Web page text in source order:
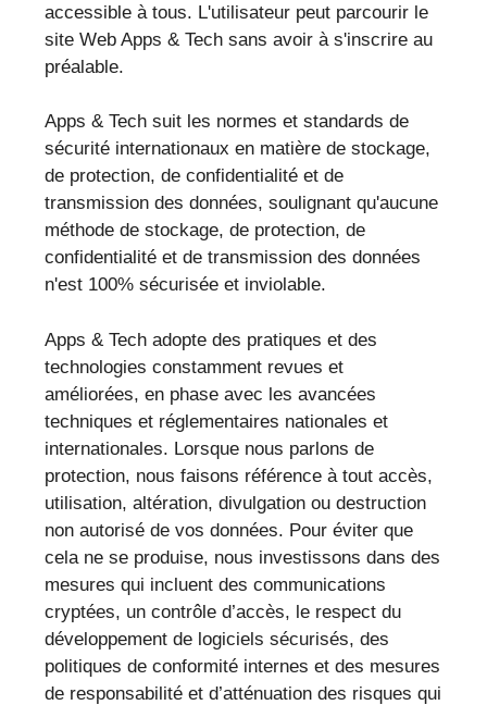
accessible à tous. L'utilisateur peut parcourir le
site Web Apps & Tech sans avoir à s'inscrire au
préalable.
Apps & Tech suit les normes et standards de
sécurité internationaux en matière de stockage,
de protection, de confidentialité et de
transmission des données, soulignant qu'aucune
méthode de stockage, de protection, de
confidentialité et de transmission des données
n'est 100% sécurisée et inviolable.
Apps & Tech adopte des pratiques et des
technologies constamment revues et
améliorées, en phase avec les avancées
techniques et réglementaires nationales et
internationales. Lorsque nous parlons de
protection, nous faisons référence à tout accès,
utilisation, altération, divulgation ou destruction
non autorisé de vos données. Pour éviter que
cela ne se produise, nous investissons dans des
mesures qui incluent des communications
cryptées, un contrôle d’accès, le respect du
développement de logiciels sécurisés, des
politiques de conformité internes et des mesures
de responsabilité et d’atténuation des risques qui